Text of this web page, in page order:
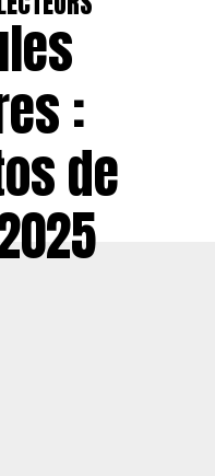
:
de